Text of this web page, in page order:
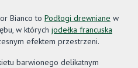
Bianco to Podłogi drewniane w
w których jodełka francuska
efektem przestrzeni.
barwionego delikatnym